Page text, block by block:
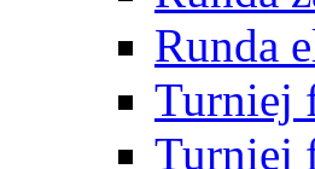
Runda
Turniej
Turniej